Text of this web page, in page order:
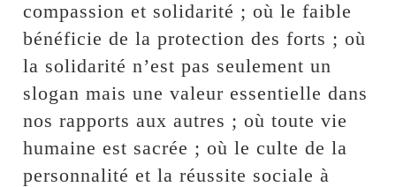
compassion et solidarité ; où le faible
bénéficie de la protection des forts ; où
la solidarité n’est pas seulement un
slogan mais une valeur essentielle dans
nos rapports aux autres ; où toute vie
humaine est sacrée ; où le culte de la
personnalité et la réussite sociale à